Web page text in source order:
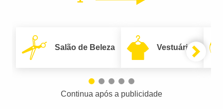
Salão de Beleza Vestuário
Continua após a publicidade